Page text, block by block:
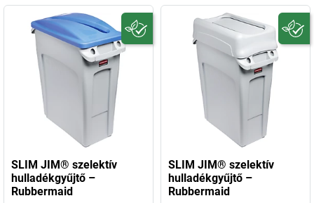
SLIM JIM® szelektív
hulladékgyűjtő –
Rubbermaid
SLIM JIM® szelektív
hulladékgyűjtő –
Rubbermaid